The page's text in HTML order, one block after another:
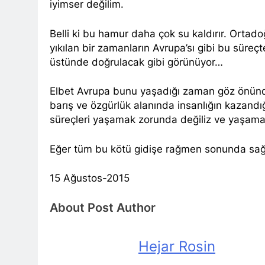
1 Yıl Ago
HAK-PAR
1 Yıl Ago
21 Şubat
1 Yıl Ago
1 Yıl Ago
13’ê Sibata
2 Yıl Ago
iyimser değilim.
Belli ki bu hamur daha çok su kaldırır.
yıkılan bir zamanların Avrupa’sı gibi bu
üstünde doğrulacak gibi görünüyor…
Elbet Avrupa bunu yaşadığı zaman göz
barış ve özgürlük alanında insanlığın
süreçleri yaşamak zorunda değiliz ve
Eğer tüm bu kötü gidişe rağmen sonunda
15 Ağustos-2015
About Post Author
Hejar Rosin